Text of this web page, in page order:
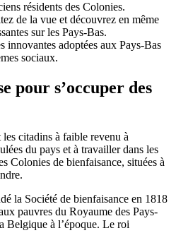
résidents des Colonies.
de la vue et découvrez en même
sur les Pays-Bas.
innovantes adoptées aux Pays-Bas
sociaux.
pour s’occuper des
citadins à faible revenu à
du pays et à travailler dans les
Colonies de bienfaisance, situées à
la Société de bienfaisance en 1818
pauvres du Royaume des Pays-
Belgique à l’époque. Le roi